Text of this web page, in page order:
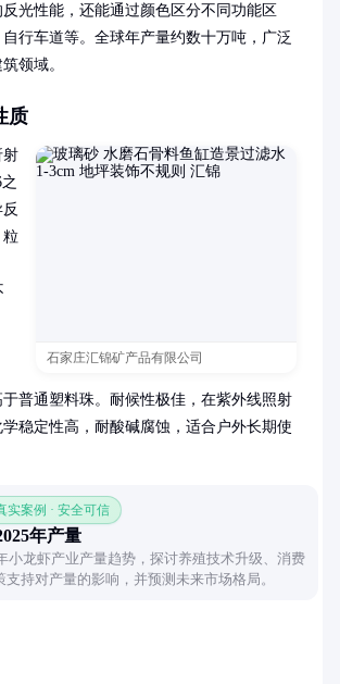
光性能，还能通过颜色区分不同功能区
行车道等。全球年产量约数十万吨，广泛
领域。
质
石家庄汇锦矿产品有限公司
射
粒
普通塑料珠。耐候性极佳，在紫外线照射
稳定性高，耐酸碱腐蚀，适合户外长期使
实案例 · 安全可信
年产量
小龙虾产业产量趋势，探讨养殖技术升级、消费
支持对产量的影响，并预测未来市场格局。